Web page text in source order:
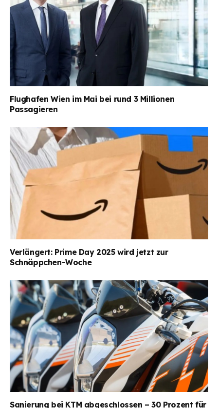
Flughafen Wien im Mai bei rund 3 Millionen
Passagieren
Verlängert: Prime Day 2025 wird jetzt zur
Schnäppchen-Woche
Sanierung bei KTM abgeschlossen – 30 Prozent für